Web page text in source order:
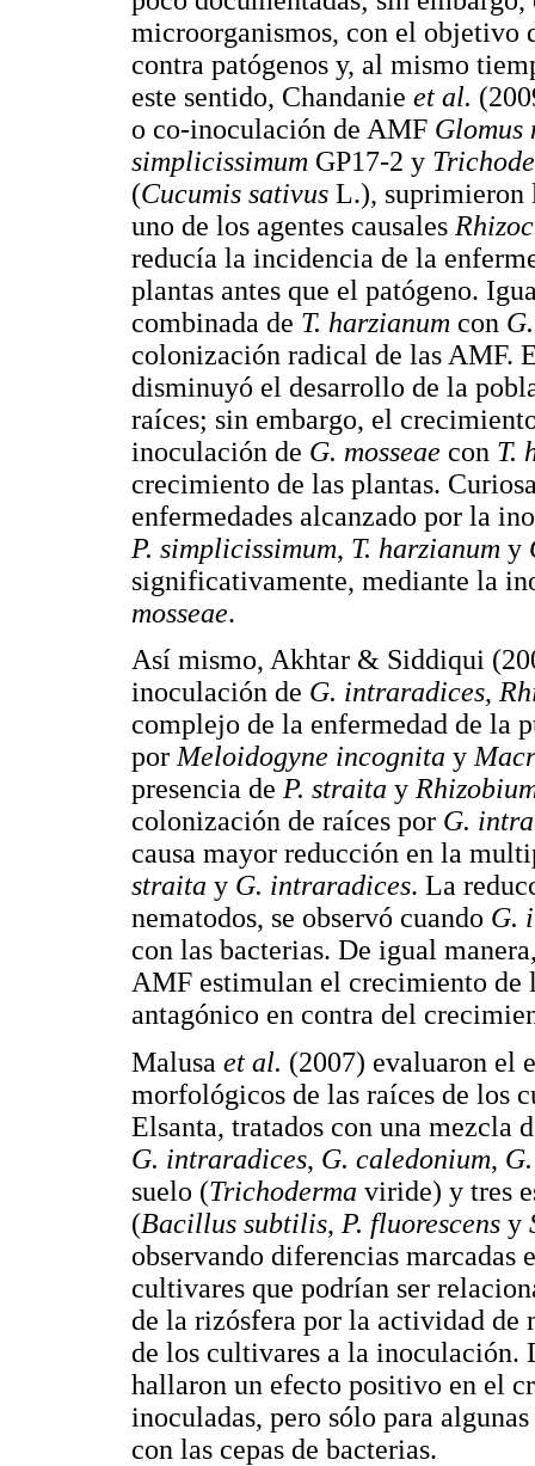
microorganismos, con el objetivo
contra patógenos y, al mismo
este sentido, Chandanie et al.
o co-inoculación de AMF Glomus
simplicissimum GP17-2 y
(Cucumis sativus L.), suprimieron
uno de los agentes causales
reducía la incidencia de la
plantas antes que el patógeno.
combinada de T. harzianum con
colonización radical de las AMF.
disminuyó el desarrollo de la
raíces; sin embargo, el
inoculación de G. mosseae con T.
crecimiento de las plantas.
enfermedades alcanzado por la
P. simplicissimum, T. harzianum y
significativamente, mediante la
mosseae.
Así mismo, Akhtar & Siddiqui
inoculación de G. intraradices,
complejo de la enfermedad de la
porMeloidogyne incognita y
presencia de P. straita y
colonización de raíces por G.
causa mayor reducción en la
straita y G. intraradices. La
nematodos, se observó cuando G.
con las bacterias. De igual
AMF estimulan el crecimiento de
antagónico en contra del
Malusa et al. (2007) evaluaron el
morfológicos de las raíces de los
Elsanta, tratados con una mezcla
G. intraradices, G. caledonium,
suelo (Trichoderma viride) y tres
(Bacillus subtilis, P. fluorescens y
observando diferencias marcadas
cultivares que podrían ser
de la rizósfera por la actividad de
de los cultivares a la
hallaron un efecto positivo en el
inoculadas, pero sólo para
con las cepas de bacterias.